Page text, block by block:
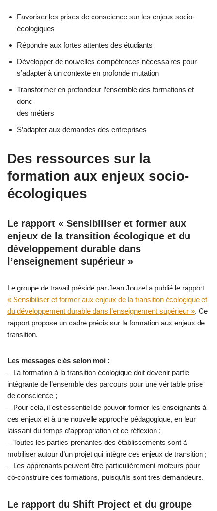
Favoriser les prises de conscience sur les enjeux socio-
écologiques
Répondre aux fortes attentes des étudiants
Développer de nouvelles compétences nécessaires pour
s’adapter à un contexte en profonde mutation
Transformer en profondeur l’ensemble des formations et
donc
des métiers
S’adapter aux demandes des entreprises
Des ressources sur la
formation aux enjeux socio-
écologiques
Le rapport « Sensibiliser et former aux
enjeux de la transition écologique et du
développement durable dans
l’enseignement supérieur »
Le groupe de travail présidé par Jean Jouzel a publié le rapport
« Sensibiliser et former aux enjeux de la transition écologique et
du développement durable dans l’enseignement supérieur ». Ce
rapport propose un cadre précis sur la formation aux enjeux de
transition.
Les messages clés selon moi :
– La formation à la transition écologique doit devenir partie
intégrante de l’ensemble des parcours pour une véritable prise
de conscience ;
– Pour cela, il est essentiel de pouvoir former les enseignants à
ces enjeux et à une nouvelle approche pédagogique, en leur
laissant du temps d’appropriation et de réflexion ;
– Toutes les parties-prenantes des établissements sont à
mobiliser autour d’un projet qui intègre ces enjeux de transition ;
– Les apprenants peuvent être particulièrement moteurs pour
co-construire ces formations, puisqu’ils sont très demandeurs.
Le rapport du Shift Project et du groupe